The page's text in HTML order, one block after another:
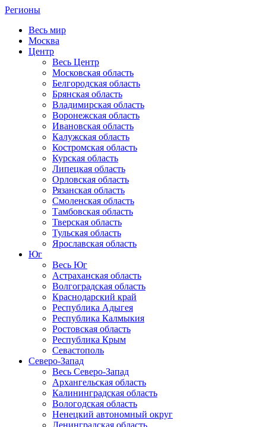
Регионы
Весь мир
Москва
Центр
Весь Центр
Московская область
Белгородская область
Брянская область
Владимирская область
Воронежская область
Ивановская область
Калужская область
Костромская область
Курская область
Липецкая область
Орловская область
Рязанская область
Смоленская область
Тамбовская область
Тверская область
Тульская область
Ярославская область
Юг
Весь Юг
Астраханская область
Волгоградская область
Краснодарский край
Республика Адыгея
Республика Калмыкия
Ростовская область
Республика Крым
Севастополь
Северо-Запад
Весь Северо-Запад
Архангельская область
Калининградская область
Вологодская область
Ненецкий автономный округ
Ленинградская область